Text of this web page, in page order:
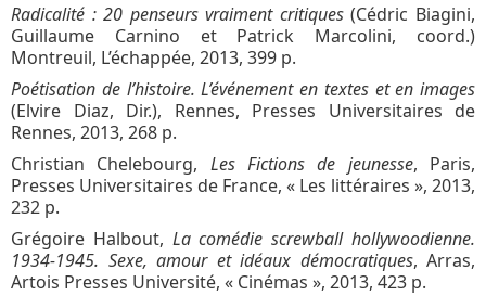
Radicalité : 20 penseurs vraiment critiques(Cédric Biagini,
Guillaume Carnino et Patrick Marcolini, coord.)
Montreuil, L’échappée, 2013, 399 p.
Poétisation de l’histoire. L’événement en textes et en images
(Elvire Diaz, Dir.), Rennes, Presses Universitaires de
Rennes, 2013, 268 p.
Christian Chelebourg, Les Fictions de jeunesse, Paris,
Presses Universitaires de France, « Les littéraires », 2013,
232 p.
Grégoire Halbout, La comédie screwball hollywoodienne.
1934-1945. Sexe, amour et idéaux démocratiques, Arras,
Artois Presses Université, « Cinémas », 2013, 423 p.